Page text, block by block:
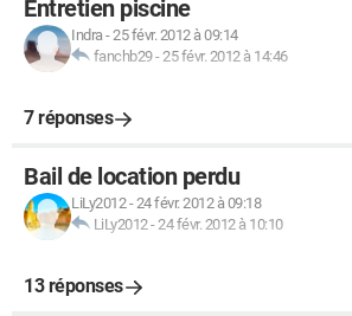
Entretien piscine
Indra-25 févr. 2012 à 09:14
fanchb29-25 févr. 2012 à 14:46
7 réponses
Bail de location perdu
LiLy2012-24 févr. 2012 à 09:18
LiLy2012-24 févr. 2012 à 10:10
13 réponses